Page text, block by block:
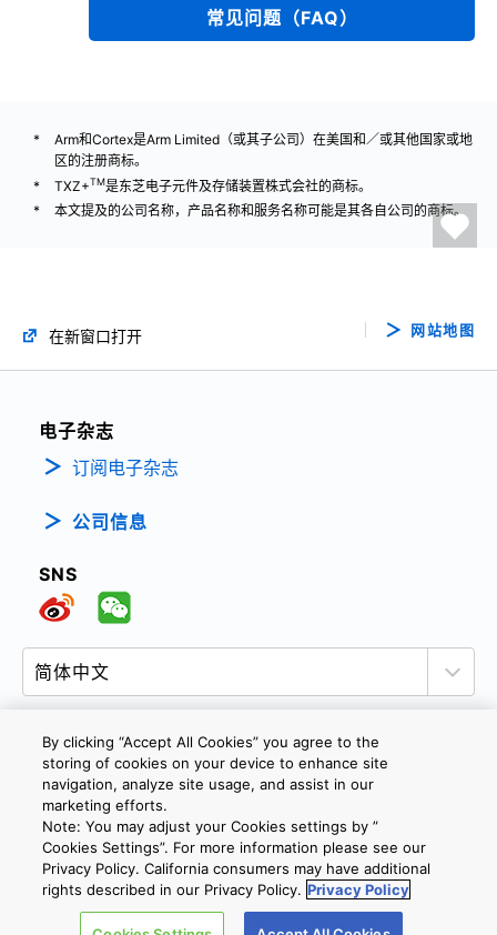
常见问题（FAQ）
Arm和Cortex是Arm Limited（或其子公司）在美国和／或其他国家或地
区的注册商标。
TXZ+TM是东芝电子元件及存储装置株式会社的商标。
本文提及的公司名称，产品名称和服务名称可能是其各自公司的商标。
在新窗口打开 网站地图
电子杂志
订阅电子杂志
公司信息
SNS
隐私政策 网站使用条款与条件
Cookie设定
联系我们
Copyright © 2026 TOSHIBA ELECTRONIC DEVICES & STORAGE
CORPORATION, All Rights Reserved.
By clicking “Accept All Cookies” you agree to the
storing of cookies on your device to enhance site
navigation, analyze site usage, and assist in our
marketing efforts.
Note: You may adjust your Cookies settings by ”
Cookies Settings”. For more information please see our
Privacy Policy. California consumers may have additional
rights described in our Privacy Policy. Privacy Policy